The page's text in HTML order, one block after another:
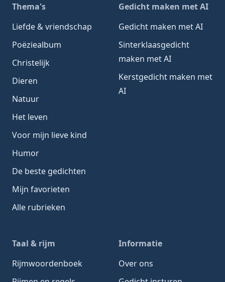
Thema's
Liefde & vriendschap
Poëziealbum
Christelijk
Dieren
Natuur
Het leven
Voor mijn lieve kind
Humor
De beste gedichten
Mijn favorieten
Alle rubrieken
Gedicht maken met AI
Gedicht maken met AI
Sinterklaasgedicht
maken met AI
Kerstgedicht maken met
AI
Taal & rijm
Rijmwoordenboek
Informatie
Over ons